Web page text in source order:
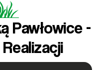
Pawłowice -